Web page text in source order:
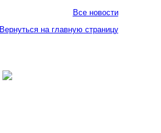
Все новости
Вернуться на главную страницу